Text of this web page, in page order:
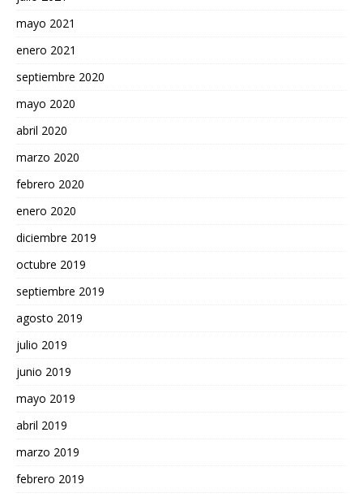
mayo 2021
enero 2021
septiembre 2020
mayo 2020
abril 2020
marzo 2020
febrero 2020
enero 2020
diciembre 2019
octubre 2019
septiembre 2019
agosto 2019
julio 2019
junio 2019
mayo 2019
abril 2019
marzo 2019
febrero 2019